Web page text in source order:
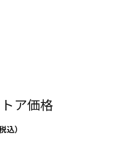
ア価格
込）